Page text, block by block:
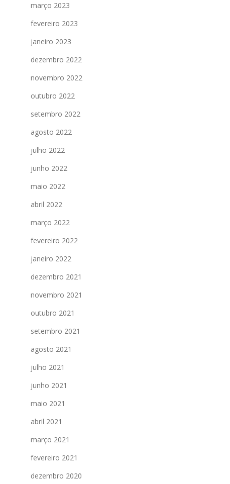
março 2023
fevereiro 2023
janeiro 2023
dezembro 2022
novembro 2022
outubro 2022
setembro 2022
agosto 2022
julho 2022
junho 2022
maio 2022
abril 2022
março 2022
fevereiro 2022
janeiro 2022
dezembro 2021
novembro 2021
outubro 2021
setembro 2021
agosto 2021
julho 2021
junho 2021
maio 2021
abril 2021
março 2021
fevereiro 2021
dezembro 2020